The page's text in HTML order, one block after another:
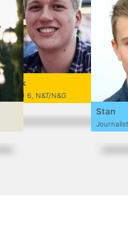
Niek
VWO 6, N&T/N&G
Stan